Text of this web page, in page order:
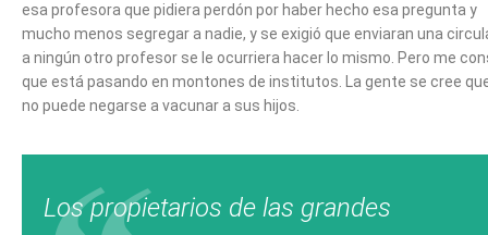
esa profesora que pidiera perdón por haber hecho esa pregunta y
mucho menos segregar a nadie, y se exigió que enviaran una
a ningún otro profesor se le ocurriera hacer lo mismo. Pero me
que está pasando en montones de institutos. La gente se cree
no puede negarse a vacunar a sus hijos.
Los propietarios de las grandes